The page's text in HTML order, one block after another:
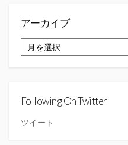
アーカイブ
ー
Following On Twitter
ツイート